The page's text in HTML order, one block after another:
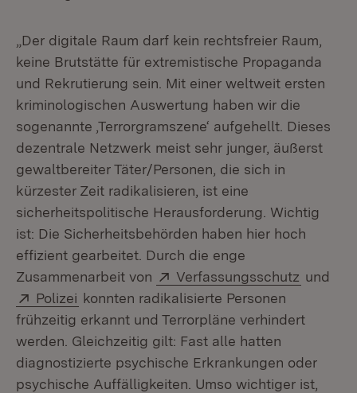
„Der digitale Raum darf kein rechtsfreier Raum,
keine Brutstätte für extremistische Propaganda
und Rekrutierung sein. Mit einer weltweit ersten
kriminologischen Auswertung haben wir die
sogenannte ‚Terrorgramszene‘ aufgehellt. Dieses
dezentrale Netzwerk meist sehr junger, äußerst
gewaltbereiter Täter/Personen, die sich in
kürzester Zeit radikalisieren, ist eine
sicherheitspolitische Herausforderung. Wichtig
ist: Die Sicherheitsbehörden haben hier hoch
effizient gearbeitet. Durch die enge
Zusammenarbeit von
Extern:
Verfassungsschutz (Öffnet
und
Extern:
Polizei (Öffnet in neuem Fenster)
konnten radikalisierte Personen
frühzeitig erkannt und Terrorpläne verhindert
werden. Gleichzeitig gilt: Fast alle hatten
diagnostizierte psychische Erkrankungen oder
psychische Auffälligkeiten. Umso wichtiger ist,